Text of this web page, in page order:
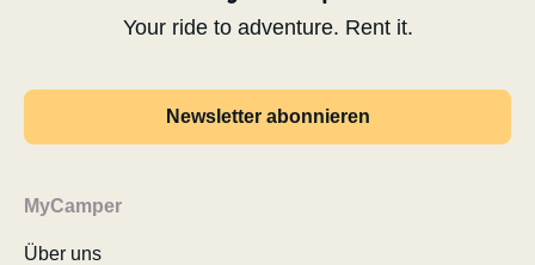
Your ride to adventure. Rent it.
Newsletter abonnieren
MyCamper
Über uns